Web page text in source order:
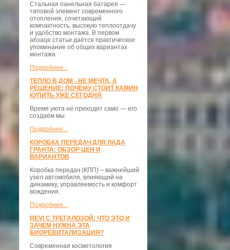
Стальная панельная батарея —
типовой элемент современного
отопления, сочетающий
компактность, высокую теплоотдачу
и удобство монтажа. В первом
абзаце статьи даётся практическое
упоминание об общих вариантах
монтажа
Подробнее...
ТЕПЛО В ДОМ - НЕ МЕЧТА, А
РЕШЕНИЕ: ПОЧЕМУ СТОИТ КАМИН
КУПИТЬ УЖЕ СЕГОДНЯ
Время уюта не приходит само — его
создаём мы.
Подробнее...
КОРОБКА ПЕРЕДАЧ ДЛЯ ЛАДА
ГРАНТА: ОБЗОР ЦЕН И
ВАРИАНТОВ
Коробка передач (КПП) – важнейший
узел автомобиля, влияющий на
динамику, управляемость и комфорт
вождения.
Подробнее...
REVI С ТРЕГАЛОЗОЙ: ЧТО ЭТО И
ЗАЧЕМ НУЖНА ЭТА
БИОРЕВИТАЛИЗАЦИЯ?
Современная косметология